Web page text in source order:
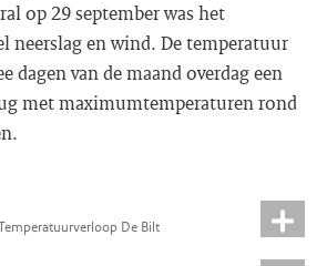
op 29 september was het
neerslag en wind. De temperatuur
dagen van de maand overdag een
met maximumtemperaturen rond
De Bilt